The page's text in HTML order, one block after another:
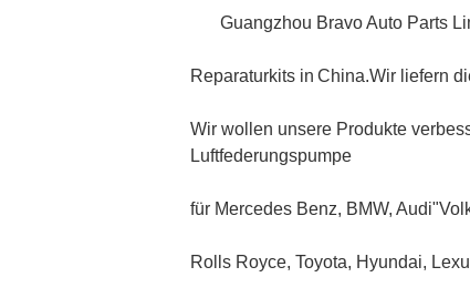
Guangzhou Bravo Auto Parts
Reparaturkits in China.Wir liefern
Wir wollen unsere Produkte
Luftfederungspumpe
für Mercedes Benz, BMW, Audi
Rolls Royce, Toyota, Hyundai,